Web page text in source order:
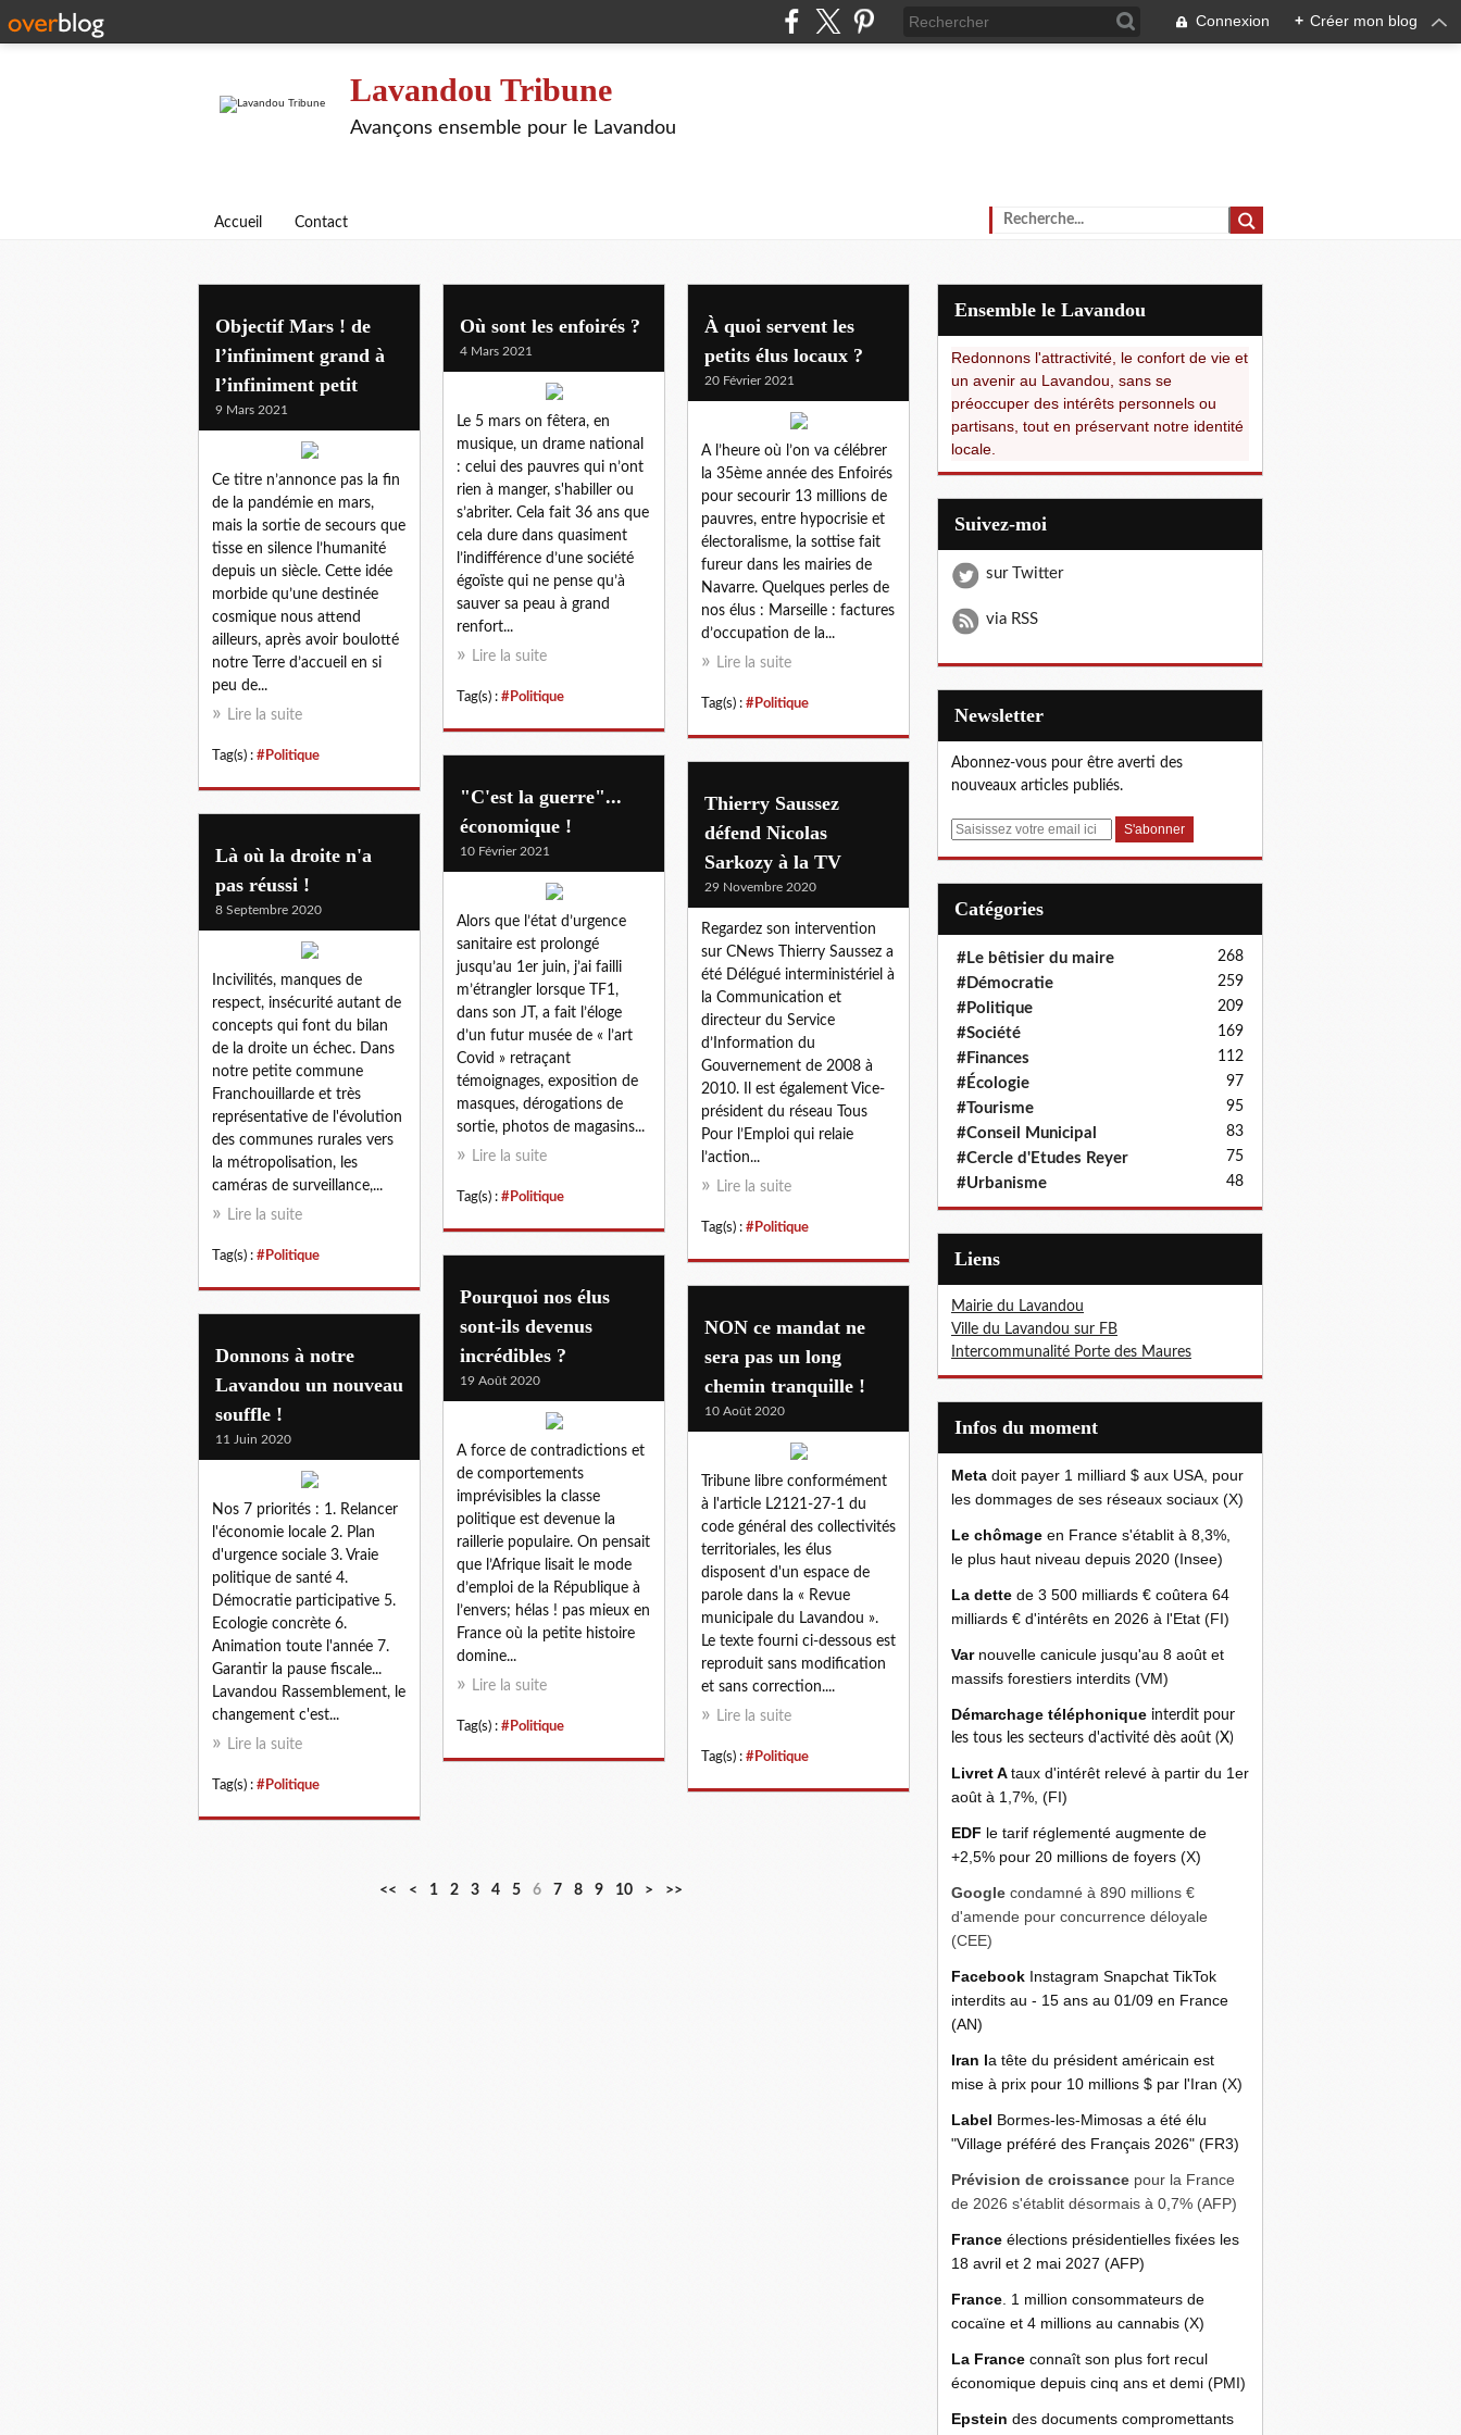
Connexion + Créer mon blog
Lavandou Tribune
Avançons ensemble pour le Lavandou
Accueil Contact
politique
Objectif Mars ! de
l’infiniment grand à
l’infiniment petit
9 Mars 2021
Ce titre n’annonce pas la fin
de la pandémie en mars,
mais la sortie de secours que
tisse en silence l’humanité
depuis un siècle. Cette idée
morbide qu’une destinée
cosmique nous attend
ailleurs, après avoir boulotté
notre Terre d’accueil en si
peu de...
Lire la suite
Tag(s) : #Politique
Où sont les enfoirés ?
4 Mars 2021
Le 5 mars on fêtera, en
musique, un drame national
: celui des pauvres qui n’ont
rien à manger, s'habiller ou
s’abriter. Cela fait 36 ans que
cela dure dans quasiment
l’indifférence d’une société
égoïste qui ne pense qu’à
sauver sa peau à grand
renfort...
Lire la suite
Tag(s) : #Politique
À quoi servent les
petits élus locaux ?
20 Février 2021
A l’heure où l’on va célébrer
la 35ème année des Enfoirés
pour secourir 13 millions de
pauvres, entre hypocrisie et
électoralisme, la sottise fait
fureur dans les mairies de
Navarre. Quelques perles de
nos élus : Marseille : factures
d’occupation de la...
Lire la suite
Tag(s) : #Politique
"C'est la guerre"...
économique !
10 Février 2021
Alors que l’état d’urgence
sanitaire est prolongé
jusqu’au 1er juin, j’ai failli
m’étrangler lorsque TF1,
dans son JT, a fait l’éloge
d’un futur musée de « l’art
Covid » retraçant
témoignages, exposition de
masques, dérogations de
sortie, photos de magasins...
Lire la suite
Tag(s) : #Politique
Thierry Saussez
défend Nicolas
Sarkozy à la TV
29 Novembre 2020
Regardez son intervention
sur CNews Thierry Saussez a
été Délégué interministériel à
la Communication et
directeur du Service
d’Information du
Gouvernement de 2008 à
2010. Il est également Vice-
président du réseau Tous
Pour l’Emploi qui relaie
l’action...
Lire la suite
Tag(s) : #Politique
Là où la droite n'a
pas réussi !
8 Septembre 2020
Incivilités, manques de
respect, insécurité autant de
concepts qui font du bilan
de la droite un échec. Dans
notre petite commune
Franchouillarde et très
représentative de l'évolution
des communes rurales vers
la métropolisation, les
caméras de surveillance,...
Lire la suite
Tag(s) : #Politique
Pourquoi nos élus
sont-ils devenus
incrédibles ?
19 Août 2020
A force de contradictions et
de comportements
imprévisibles la classe
politique est devenue la
raillerie populaire. On pensait
que l’Afrique lisait le mode
d’emploi de la République à
l’envers; hélas ! pas mieux en
France où la petite histoire
domine...
Lire la suite
Tag(s) : #Politique
NON ce mandat ne
sera pas un long
chemin tranquille !
10 Août 2020
Tribune libre conformément
à l'article L2121-27-1 du
code général des collectivités
territoriales, les élus
disposent d'un espace de
parole dans la « Revue
municipale du Lavandou ».
Le texte fourni ci-dessous est
reproduit sans modification
et sans correction....
Lire la suite
Tag(s) : #Politique
Donnons à notre
Lavandou un nouveau
souffle !
11 Juin 2020
Nos 7 priorités : 1. Relancer
l'économie locale 2. Plan
d'urgence sociale 3. Vraie
politique de santé 4.
Démocratie participative 5.
Ecologie concrète 6.
Animation toute l'année 7.
Garantir la pause fiscale...
Lavandou Rassemblement, le
changement c'est...
Lire la suite
Tag(s) : #Politique
<< < 1 2 3 4 5 6 7 8 9 10
2
> >>
Ensemble le Lavandou
Redonnons l'attractivité, le confort de vie et
un avenir au Lavandou, sans se
préoccuper des intérêts personnels ou
partisans, tout en préservant notre identité
locale.
Suivez-moi
sur Twitter
via RSS
Newsletter
Abonnez-vous pour être averti des
nouveaux articles publiés.
E
Catégories
#Le bêtisier du maire 268
#Démocratie 259
#Politique 209
#Société 169
#Finances 112
#Écologie 97
#Tourisme 95
#Conseil Municipal 83
#Cercle d'Etudes Reyer 75
#Urbanisme 48
Liens
Mairie du Lavandou
Ville du Lavandou sur FB
Intercommunalité Porte des Maures
Infos du moment
Meta doit payer 1 milliard $ aux USA, pour
les dommages de ses réseaux sociaux (X)
Le chômage en France s'établit à 8,3%,
le plus haut niveau depuis 2020 (Insee)
La dette de 3 500 milliards € coûtera 64
milliards € d'intérêts en 2026 à l'Etat (FI)
Var nouvelle canicule jusqu'au 8 août et
massifs forestiers interdits (VM)
Démarchage téléphonique interdit pour
les tous les secteurs d'activité dès août (X)
Livret Ataux d'intérêt relevé à partir du 1er
août à 1,7%, (FI)
EDF le tarif réglementé augmente de
+2,5% pour 20 millions de foyers (X)
Google condamné à 890 millions €
d'amende pour concurrence déloyale
(CEE)
Facebook Instagram Snapchat TikTok
interdits au - 15 ans au 01/09 en France
(AN)
Iran la tête du président américain est
mise à prix pour 10 millions $ par l'Iran (X)
Label Bormes-les-Mimosas a été élu
"Village préféré des Français 2026" (FR3)
Prévision de croissance pour la France
de 2026 s'établit désormais à 0,7% (AFP)
France élections présidentielles fixées les
18 avril et 2 mai 2027 (AFP)
France . 1 million consommateurs de
cocaïne et 4 millions au cannabis (X)
La France connaît son plus fort recul
économique depuis cinq ans et demi (PMI)
Epstein des documents compromettants